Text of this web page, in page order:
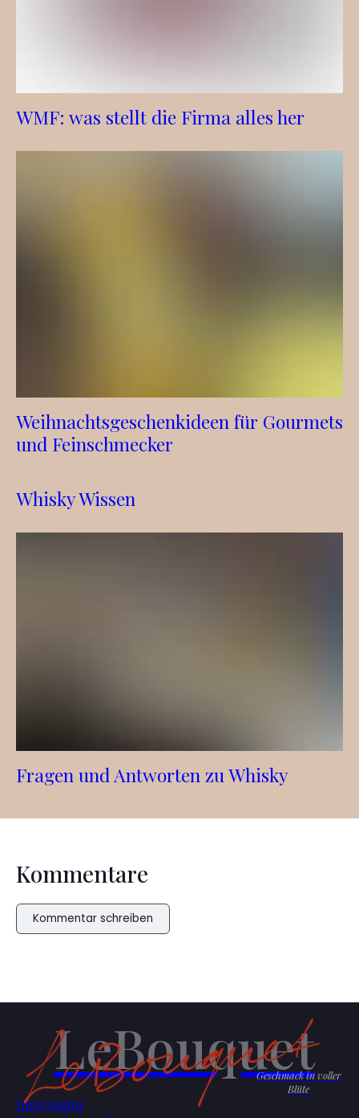
WMF: was stellt die Firma alles her
Weihnachtsgeschenkideen für Gourmets
und Feinschmecker
Whisky Wissen
Fragen und Antworten zu Whisky
Kommentare
Kommentar schreiben
LeBouquet
Geschmack in voller
Blüte
Impressum